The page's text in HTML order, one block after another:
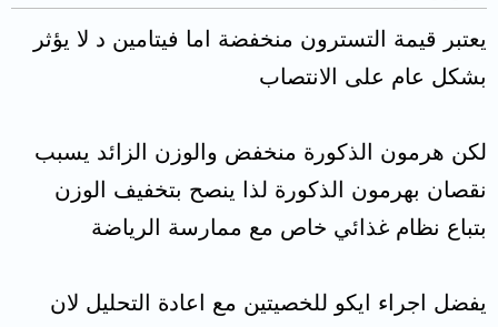
يعتبر قيمة التسترون منخفضة اما فيتامين د لا يؤثر
بشكل عام على الانتصاب
لكن هرمون الذكورة منخفض والوزن الزائد يسبب
نقصان بهرمون الذكورة لذا ينصح بتخفيف الوزن
بتباع نظام غذائي خاص مع ممارسة الرياضة
يفضل اجراء ايكو للخصيتين مع اعادة التحليل لان